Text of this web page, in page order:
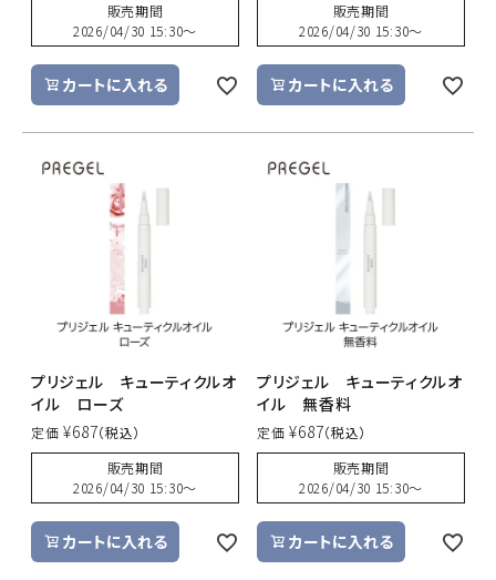
販売期間
2026/04/30 15:30〜
カートに入れる
販売期間
2026/04/30 15:30〜
カートに入れる
プリジェル キューティクルオ
イル ローズ
定価 ¥687
販売期間
2026/04/30 15:30〜
カートに入れる
プリジェル キューティクルオ
イル 無香料
定価 ¥687
販売期間
2026/04/30 15:30〜
カートに入れる